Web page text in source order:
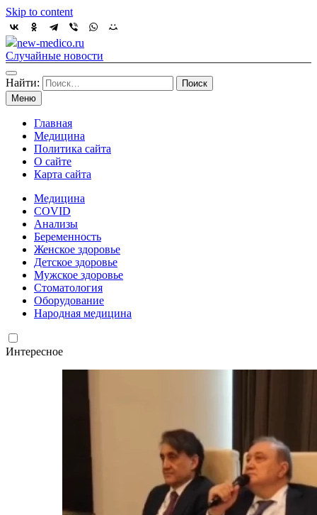
Skip to content
new-medico.ru
Случайные новости
Найти:
Меню
Главная
Медицина
Политика сайта
О сайте
Карта сайта
Медицина
COVID
Анализы
Беременность
Женское здоровье
Детское здоровье
Мужское здоровье
Стоматология
Оборудование
Народная медицина
Интересное